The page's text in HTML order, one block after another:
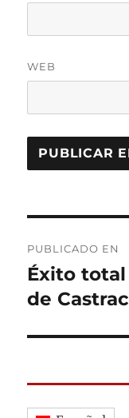
WEB
de
entradas
PUBLICADO EN
Éxito total
de